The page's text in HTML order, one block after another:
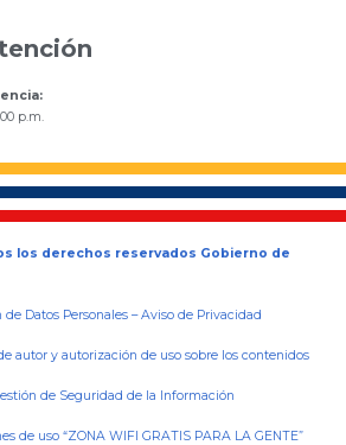
p.m.
los derechos reservados Gobierno de
Datos Personales –Aviso de Privacidad
autor y autorización de uso sobre los contenidos
de Seguridad de la Información
de uso “ZONA WIFI GRATIS PARA LA GENTE”